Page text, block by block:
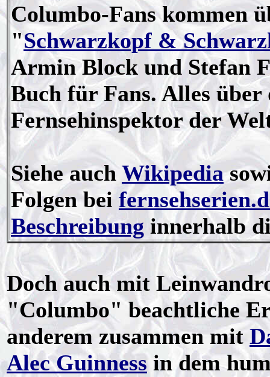
Columbo-Fans kommen
"Schwarzkopf &
Armin Block und Stefan
Buch für Fans. Alles über
Fernsehinspektor der
Siehe auch Wikipedia
Folgen bei
Beschreibung innerhalb
Doch auch mit
"Columbo" beachtliche
anderem zusammen mit
Alec Guinnessin dem